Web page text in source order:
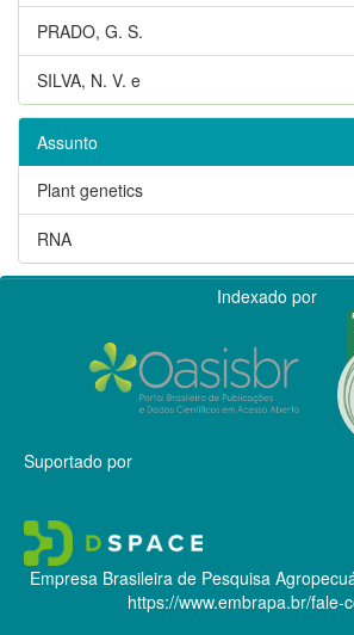
PRADO, G. S.
SILVA, N. V. e
Assunto
Plant genetics
RNA
Indexado por
Suportado por
Empresa Brasileira de Pesquisa
https://www.embrapa.br/fale-